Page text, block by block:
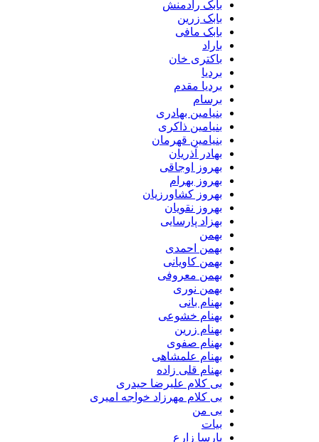
بابک رادمنش
بابک زرین
بابک مافی
باراد
باکتری خان
بردیا
بردیا مقدم
برسام
بنیامین بهادری
بنیامین ذاکری
بنیامین قهرمان
بهادر آذریان
بهروز اوجاقی
بهروز بهرام
بهروز کشاورزیان
بهروز نقویان
بهزاد پارسایی
بهمن
بهمن احمدی
بهمن کاویانی
بهمن معروفی
بهمن نوری
بهنام بانی
بهنام خشوعی
بهنام زرین
بهنام صفوی
بهنام علمشاهی
بهنام قلی زاده
بی کلام علیرضا حیدری
بی کلام مهرزاد خواجه امیری
بی من
بیات
پارسا زارع